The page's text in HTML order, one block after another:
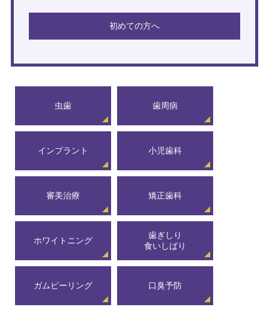
初めての方へ
虫歯 歯周病
インプラント 小児歯科
審美治療 矯正歯科
ホワイトニング
歯ぎしり
食いしばり
ガムピーリング 口臭予防